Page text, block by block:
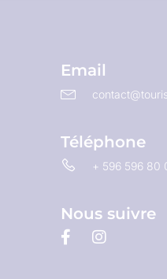
Email
Téléphone
+ 596 596 80
Nous suivre